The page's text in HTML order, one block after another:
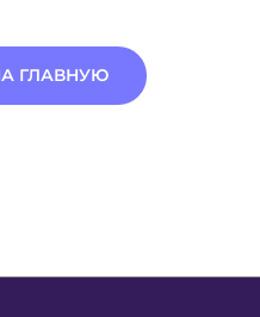
ГЛАВНУЮ